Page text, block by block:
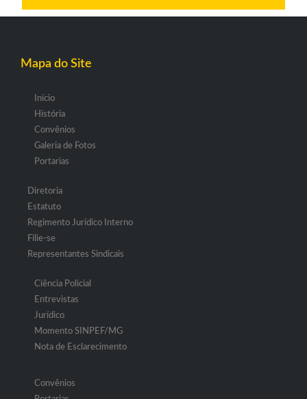
Mapa do Site
Início
História
Convênios
Galeria de Fotos
Portarias
Diretoria
Estatuto
Regimento Jurídico Interno
Filie-se
Representantes Sindicais
Ciência Policial
Entrevistas
Jurídico
Momento SINPEF/MG
Nota de Esclarecimento
Convênios